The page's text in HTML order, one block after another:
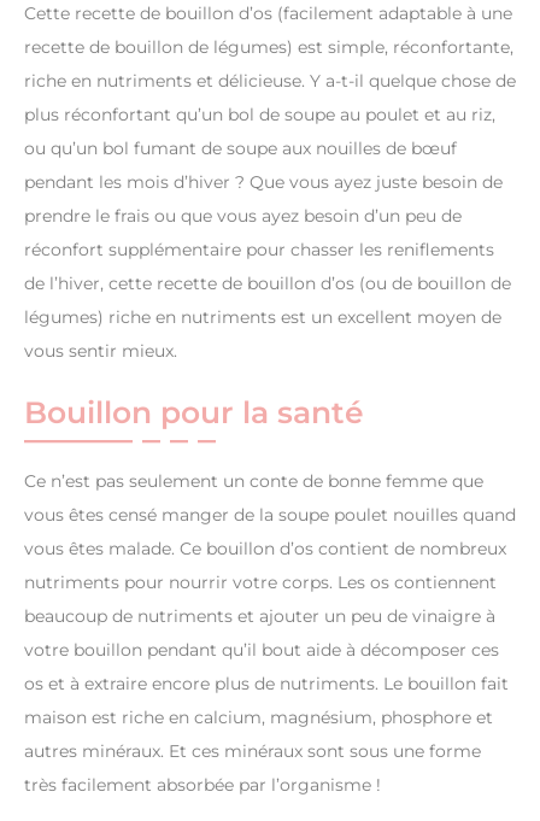
Cette recette de bouillon d’os (facilement adaptable à une
recette de bouillon de légumes) est simple, réconfortante,
riche en nutriments et délicieuse. Y a-t-il quelque chose de
plus réconfortant qu’un bol de soupe au poulet et au riz,
ou qu’un bol fumant de soupe aux nouilles de bœuf
pendant les mois d’hiver ? Que vous ayez juste besoin de
prendre le frais ou que vous ayez besoin d’un peu de
réconfort supplémentaire pour chasser les reniflements
de l’hiver, cette recette de bouillon d’os (ou de bouillon de
légumes) riche en nutriments est un excellent moyen de
vous sentir mieux.
Bouillon pour la santé
Ce n’est pas seulement un conte de bonne femme que
vous êtes censé manger de la soupe poulet nouilles quand
vous êtes malade. Ce bouillon d’os contient de nombreux
nutriments pour nourrir votre corps. Les os contiennent
beaucoup de nutriments et ajouter un peu de vinaigre à
votre bouillon pendant qu’il bout aide à décomposer ces
os et à extraire encore plus de nutriments. Le bouillon fait
maison est riche en calcium, magnésium, phosphore et
autres minéraux. Et ces minéraux sont sous une forme
très facilement absorbée par l’organisme !